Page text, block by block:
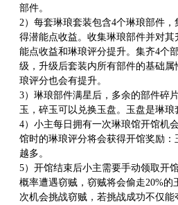
部件。
2）每套琳琅套装包含4个琳琅部件
得潜能点收益。收集琳琅部件并对
能点收益和琳琅评分提升。集齐4个
级，升级后套装内所有部件的基础
琅评分也会有提升。
3）琳琅部件满星后，多余的部件碎
玉，碎玉可以兑换玉盘。玉盘是琳琅
4）小主每日拥有一次琳琅馆开馆机
馆时的琳琅评分将会获得开馆奖励
越多。
5）开馆结束后小主需要手动领取开
概率遭遇窃贼，窃贼将会偷走20%的
次机会挑战窃贼，若挑战成功不仅